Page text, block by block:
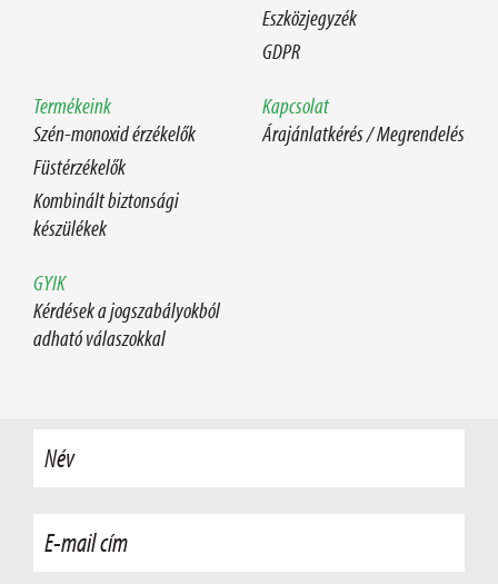
Eszközjegyzék
GDPR
Termékeink
Szén-monoxid érzékelők
Füstérzékelők
Kombinált biztonsági
készülékek
Kapcsolat
Árajánlatkérés / Megrendelés
GYIK
Kérdések a jogszabályokból
adható válaszokkal
Név
E-mail cím